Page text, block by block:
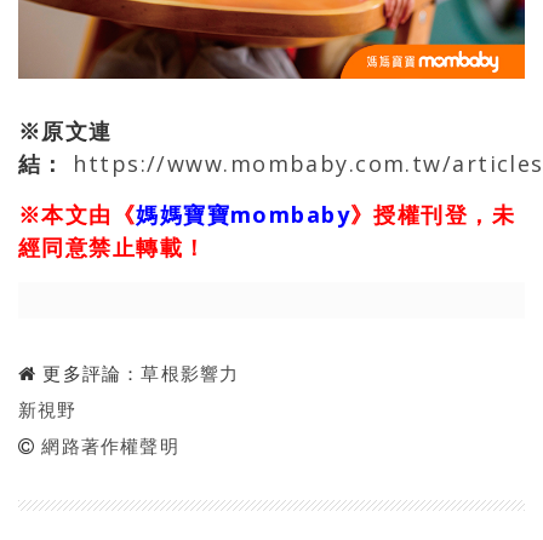
※原文連
結：
https://www.mombaby.com.tw/
※本文由《媽媽寶寶mombaby》授權刊登，未
經同意禁止轉載！
更多評論：草根影響力
新視野
網路著作權聲明